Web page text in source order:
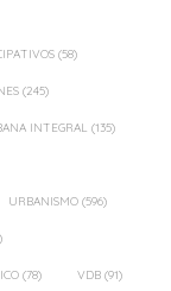
(58)
(245)
INTEGRAL (135)
URBANISMO (596)
(78) VDB (91)